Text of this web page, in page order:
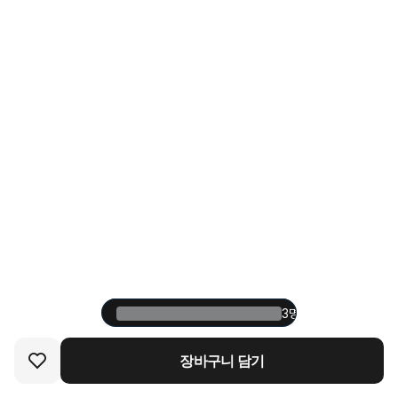
3명 중 1명이 재구매한
장바구니 담기
3명 중 1명이 재구매한
장바구니 담기